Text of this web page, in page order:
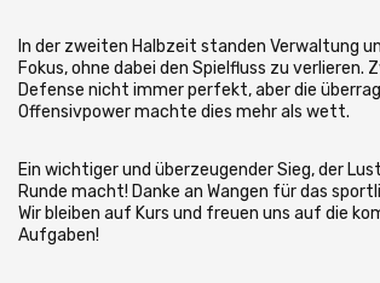
In der zweiten Halbzeit standen Verwaltung
Fokus, ohne dabei den Spielfluss zu verlieren.
Defense nicht immer perfekt, aber die
Offensivpower machte dies mehr als wett.
Ein wichtiger und überzeugender Sieg, der
Runde macht! Danke an Wangen für das
Wir bleiben auf Kurs und freuen uns auf die
Aufgaben!